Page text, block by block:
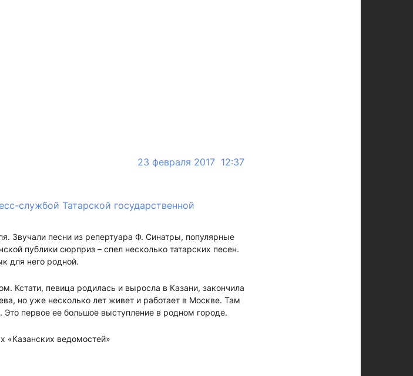
23 февраля 2017 12:37
службой Татарской государственной
Звучали песни из репертуара Ф. Синатры, популярные
публики сюрприз – спел несколько татарских песен.
для него родной.
Кстати, певица родилась и выросла в Казани, закончила
но уже несколько лет живет и работает в Москве. Там
первое ее большое выступление в родном городе.
«Казанских ведомостей»